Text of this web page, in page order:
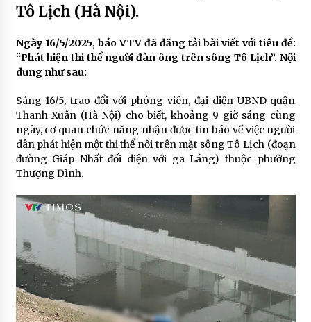
Tô Lịch (Hà Nội).
Ngày 16/5/2025, báo VTV đã đăng tải bài viết với tiêu đề:
“Phát hiện thi thể người đàn ông trên sông Tô Lịch”. Nội
dung như sau:
Sáng 16/5, trao đổi với phóng viên, đại diện UBND quận
Thanh Xuân (Hà Nội) cho biết, khoảng 9 giờ sáng cùng
ngày, cơ quan chức năng nhận được tin báo về việc người
dân phát hiện một thi thể nổi trên mặt sông Tô Lịch (đoạn
đường Giáp Nhất đối diện với ga Láng) thuộc phường
Thượng Đình.